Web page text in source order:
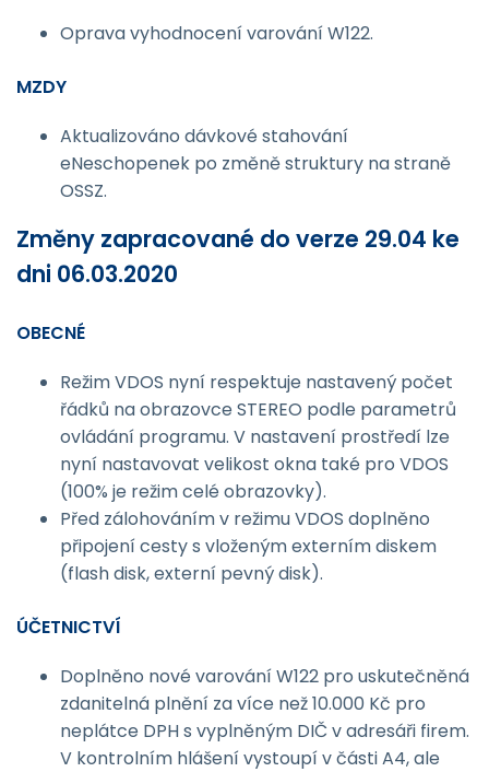
Oprava vyhodnocení varování W122.
MZDY
Aktualizováno dávkové stahování
eNeschopenek po změně struktury na straně
OSSZ.
Změny zapracované do verze 29.04 ke
dni 06.03.2020
OBECNÉ
Režim VDOS nyní respektuje nastavený počet
řádků na obrazovce STEREO podle parametrů
ovládání programu. V nastavení prostředí lze
nyní nastavovat velikost okna také pro VDOS
(100% je režim celé obrazovky).
Před zálohováním v režimu VDOS doplněno
připojení cesty s vloženým externím diskem
(flash disk, externí pevný disk).
ÚČETNICTVÍ
Doplněno nové varování W122 pro uskutečněná
zdanitelná plnění za více než 10.000 Kč pro
neplátce DPH s vyplněným DIČ v adresáři firem.
V kontrolním hlášení vystoupí v části A4, ale